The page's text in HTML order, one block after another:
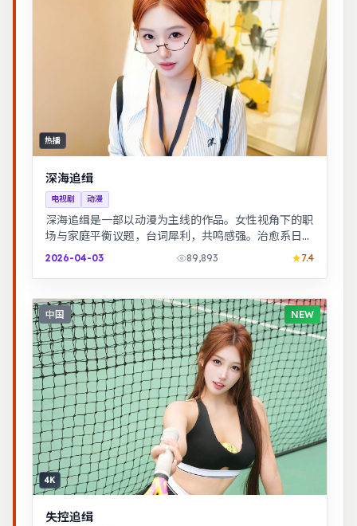
热播
深海追缉
电视剧 动漫
深海追缉是一部以动漫为主线的作品。女性视角下的职
场与家庭平衡议题，台词犀利，共鸣感强。治愈系日常
流，节奏舒缓，适合放松解压观看。
2026-04-03 89,893 7.4
中国 NEW
4K
失控追缉